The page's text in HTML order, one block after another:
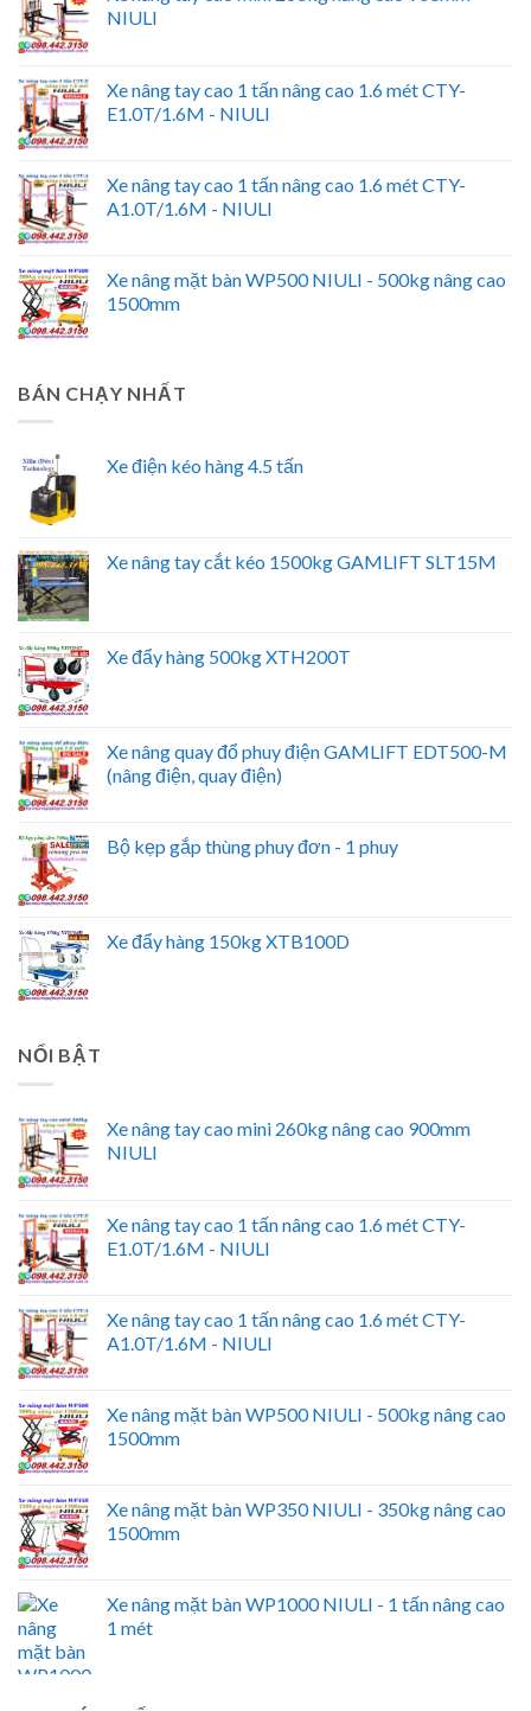
NIULI
Xe nâng tay cao 1 tấn nâng cao 1.6 mét CTY-
E1.0T/1.6M - NIULI
Xe nâng tay cao 1 tấn nâng cao 1.6 mét CTY-
A1.0T/1.6M - NIULI
Xe nâng mặt bàn WP500 NIULI - 500kg nâng cao
1500mm
BÁN CHẠY NHẤT
Xe điện kéo hàng 4.5 tấn
Xe nâng tay cắt kéo 1500kg GAMLIFT SLT15M
Xe đẩy hàng 500kg XTH200T
Xe nâng quay đổ phuy điện GAMLIFT EDT500-M
(nâng điện, quay điện)
Bộ kẹp gắp thùng phuy đơn - 1 phuy
Xe đẩy hàng 150kg XTB100D
NỔI BẬT
Xe nâng tay cao mini 260kg nâng cao 900mm
NIULI
Xe nâng tay cao 1 tấn nâng cao 1.6 mét CTY-
E1.0T/1.6M - NIULI
Xe nâng tay cao 1 tấn nâng cao 1.6 mét CTY-
A1.0T/1.6M - NIULI
Xe nâng mặt bàn WP500 NIULI - 500kg nâng cao
1500mm
Xe nâng mặt bàn WP350 NIULI - 350kg nâng cao
1500mm
Xe nâng mặt bàn WP1000 NIULI - 1 tấn nâng cao
1 mét